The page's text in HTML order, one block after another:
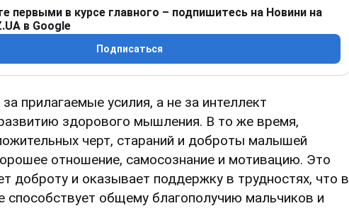
первыми в курсе главного – подпишитесь на Новини на
в Google
Подписаться
за прилагаемые усилия, а не за интеллект
здорового мышления. В то же время,
черт, стараний и доброты малышей
отношение, самосознание и мотивацию. Это
доброту и оказывает поддержку в трудностях, что в
способствует общему благополучию мальчиков и